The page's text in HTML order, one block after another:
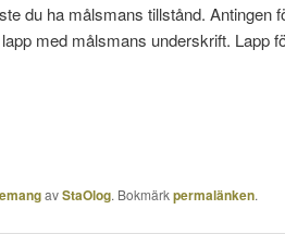
du ha målsmans tillstånd. Antingen
med målsmans underskrift. Lapp
avStaOlog. Bokmärkpermalänken.